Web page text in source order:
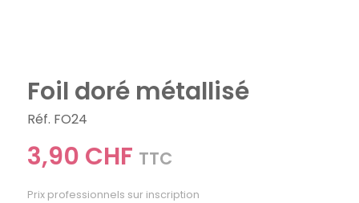
Foil doré métallisé
Réf. FO24
3,90 CHF TTC
Prix professionnels sur inscription